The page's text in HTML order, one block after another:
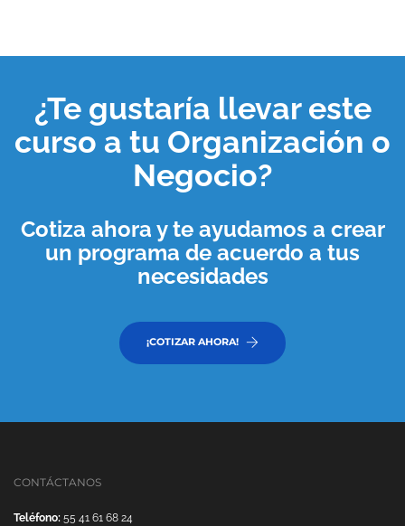
¿Te gustaría llevar este
curso a tu Organización o
Negocio?
Cotiza ahora y te ayudamos a crear
un programa de acuerdo a tus
necesidades
¡COTIZAR AHORA!
CONTÁCTANOS
Teléfono: 55 41 61 68 24